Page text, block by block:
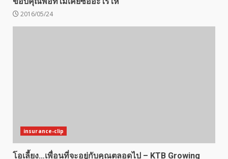
2016/05/24
insurance-clip
โอเลี้ยง…เพื่อนที่จะอยู่กับคุณตลอดไป – KTB Growing